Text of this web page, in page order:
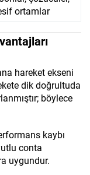
ortamlar
hareket ekseni
dik doğrultuda
böylece
kaybı
conta
uygundur.